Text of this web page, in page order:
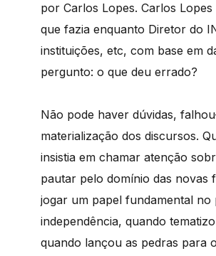
por Carlos Lopes. Carlos
que fazia enquanto Diretor do
instituições, etc, com base em
pergunto: o que deu errado?
Não pode haver dúvidas,
materialização dos discursos.
insistia em chamar atenção
pautar pelo domínio das novas
jogar um papel fundamental no
independência, quando
quando lançou as pedras para